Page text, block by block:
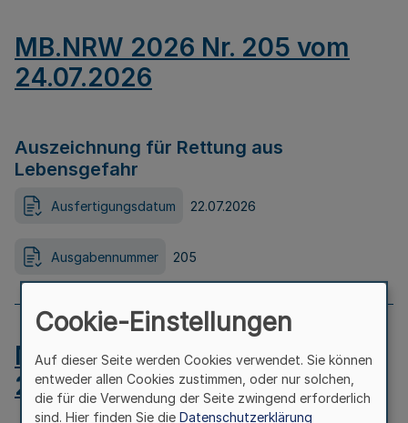
MB.NRW 2026 Nr. 205 vom
24.07.2026
Auszeichnung für Rettung aus
Lebensgefahr
Ausfertigungsdatum 22.07.2026
Ausgabennummer 205
MB.NRW 2026 Nr. 204 vom
24.07.2026
Cookie-Einstellungen
Auf dieser Seite werden Cookies verwendet. Sie können
entweder allen Cookies zustimmen, oder nur solchen,
die für die Verwendung der Seite zwingend erforderlich
sind. Hier finden Sie die Datenschutzerklärung